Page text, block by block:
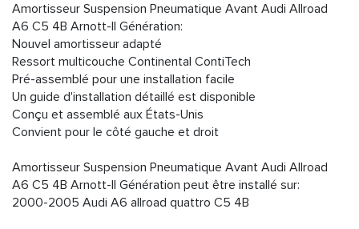
Amortisseur Suspension Pneumatique Avant Audi Allroad
A6 C5 4B Arnott-II Génération:
Nouvel amortisseur adapté
Ressort multicouche Continental ContiTech
Pré-assemblé pour une installation facile
Un guide d'installation détaillé est disponible
Conçu et assemblé aux États-Unis
Convient pour le côté gauche et droit
Amortisseur Suspension Pneumatique Avant Audi Allroad
A6 C5 4B Arnott-II Génération peut être installé sur:
2000-2005 Audi A6 allroad quattro C5 4B